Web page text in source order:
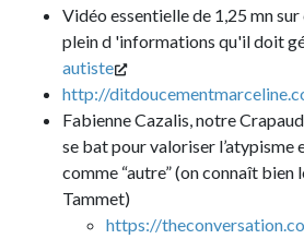
Vidéo essentielle de 1,25 mn sur ce que
plein d 'informations qu'il doit gérer au
http://ditdoucementmarceline.com/le-
Fabienne Cazalis, notre Crapaude en
se bat pour valoriser l’atypisme et faire
comme “autre” (on connaît bien les
https://theconversation.com/ces-